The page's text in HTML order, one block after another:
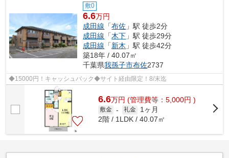
敷0
6.6万円
成田線 「布佐 」駅 徒歩2分
成田線 「木下 」駅 徒歩29分
成田線 「新木 」駅 徒歩42分
築18年 / 40.07㎡
千葉県我孫子市布佐2737
◆15000円！キャッシュバック◆サイト経由限定！8/末迄
6.6万円 (管理費等：5,000円 )
敷金 - 礼金
1ヶ月
2階 / 1LDK / 40.07㎡